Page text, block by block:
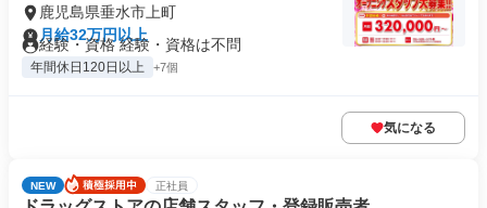
鹿児島県垂水市上町
月給32万円以上
経験・資格 経験・資格は不問
年間休日120日以上 +7個
気になる
NEW 正社員